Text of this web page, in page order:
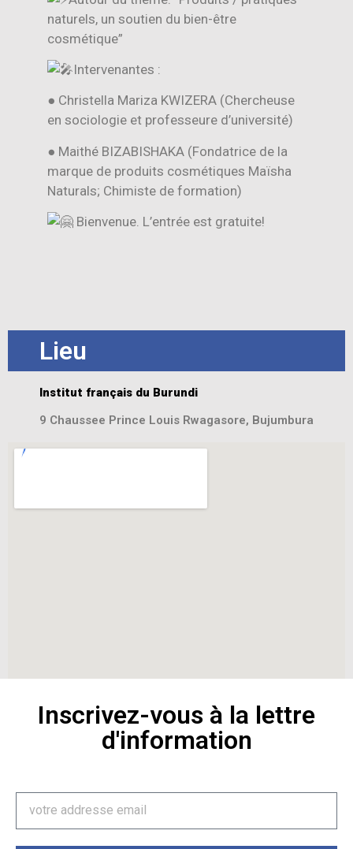
naturels, un soutien du bien-être
cosmétique”
Intervenantes :
● Christella Mariza KWIZERA (Chercheuse
en sociologie et professeure d’université)
● Maithé BIZABISHAKA (Fondatrice de la
marque de produits cosmétiques Maïsha
Naturals; Chimiste de formation)
Bienvenue. L’entrée est gratuite!
Lieu
Institut français du Burundi
9 Chaussee Prince Louis Rwagasore, Bujumbura
Inscrivez-vous à la lettre
d'information